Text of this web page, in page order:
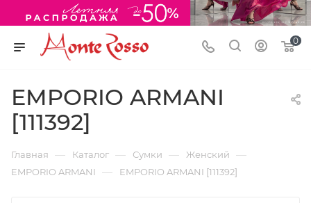
0
EMPORIO ARMANI
[111392]
Главная — Каталог — Сумки — Женский —
EMPORIO ARMANI — EMPORIO ARMANI [111392]